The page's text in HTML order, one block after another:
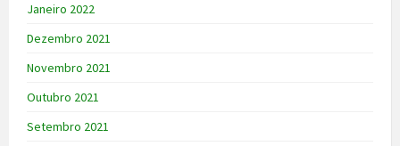
Janeiro 2022
Dezembro 2021
Novembro 2021
Outubro 2021
Setembro 2021